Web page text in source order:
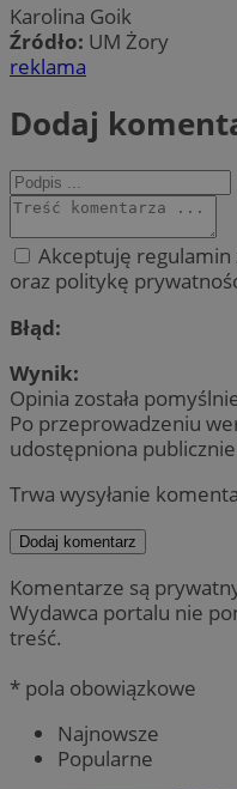
Karolina Goik
Źródło: UM Żory
reklama
Dodaj
Akceptuję
oraz politykę
Błąd:
Wynik:
Opinia została
Po przeprowadzeniu
udostępniona
Trwa wysyłanie
Dodaj komentarz
Komentarze są
Wydawca portalu nie
treść.
* pola obowiązkowe
Najnowsze
Popularne